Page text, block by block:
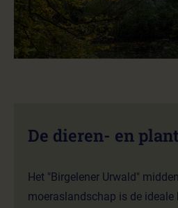
De dieren- en
Het "Birgelener Urwald"
moeraslandschap is de ideale